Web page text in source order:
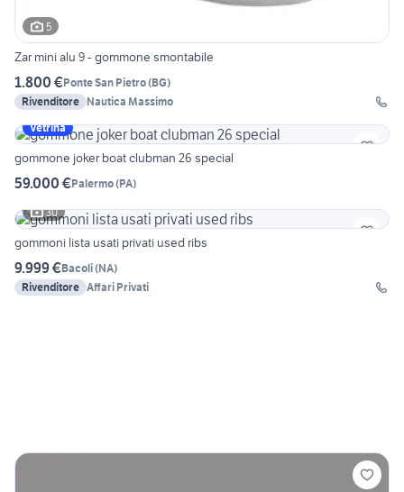
5
Zar mini alu 9 - gommone smontabile
1.800 €Ponte San Pietro(BG)
Rivenditore Nautica Massimo
Vetrina
gommone joker boat clubman 26 special
59.000 €Palermo(PA)
30
gommoni lista usati privati used ribs
9.999 €Bacoli(NA)
Rivenditore Affari Privati